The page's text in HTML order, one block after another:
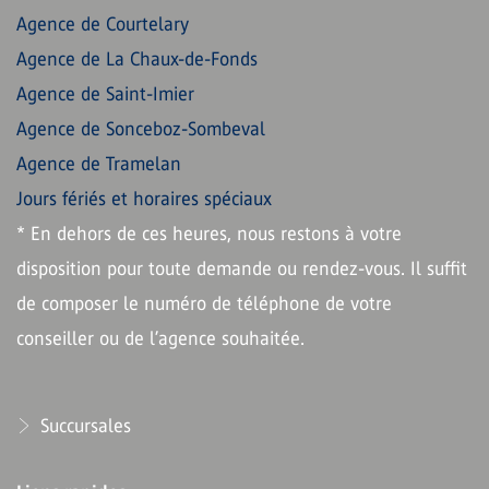
Agence de Courtelary
Agence de La Chaux-de-Fonds
Agence de Saint-Imier
Agence de Sonceboz-Sombeval
Agence de Tramelan
Jours fériés et horaires spéciaux
* En dehors de ces heures, nous restons à votre
disposition pour toute demande ou rendez-vous. Il suffit
de composer le numéro de téléphone de votre
conseiller ou de l’agence souhaitée.
Succursales